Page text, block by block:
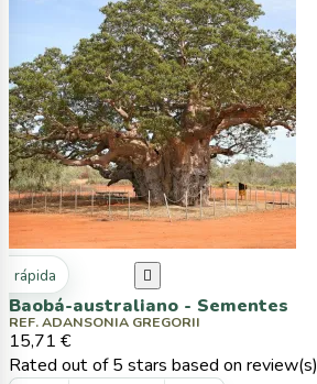
rápida 
Baobá-australiano - Sementes
REF. ADANSONIA GREGORII
15,71 €
Rated out of 5 stars based on review(s)